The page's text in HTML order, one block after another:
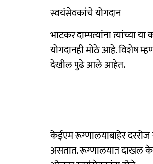
स्वयंसेवकांचे योगदान
भाटकर दाम्पत्यांना
योगदानही मोठे आहे. विशेष
देखील पुढे आले आहेत.
केईएम रूग्णालयाबाहेर दररोज
असतात. रूग्णालयात दाखल